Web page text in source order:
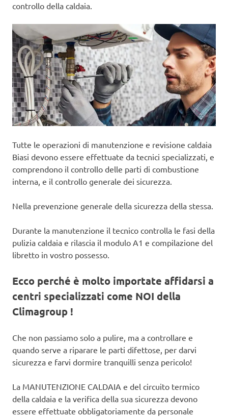
controllo della caldaia.
Tutte le operazioni di manutenzione e revisione caldaia
Biasi devono essere effettuate da tecnici specializzati, e
comprendono il controllo delle parti di combustione
interna, e il controllo generale dei sicurezza.
Nella prevenzione generale della sicurezza della stessa.
Durante la manutenzione il tecnico controlla le fasi della
pulizia caldaia e rilascia il modulo A1 e compilazione del
libretto in vostro possesso.
Ecco perché è molto importate affidarsi a
centri specializzati come NOI della
Climagroup !
Che non passiamo solo a pulire, ma a controllare e
quando serve a riparare le parti difettose, per darvi
sicurezza e farvi dormire tranquilli senza pericolo!
La MANUTENZIONE CALDAIA e del circuito termico
della caldaia e la verifica della sua sicurezza devono
essere effettuate obbligatoriamente da personale